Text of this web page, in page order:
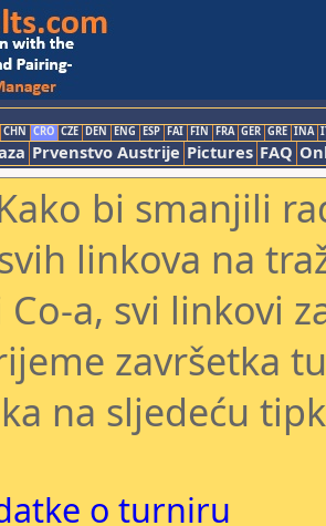
CHN CRO CZE DEN ENG ESP FAI FIN FRA GER GRE INA
Prvenstvo Austrije Pictures FAQ
bi smanjili
linkova na
Co-a, svi linkovi
završetka
na sljedeću
o turniru